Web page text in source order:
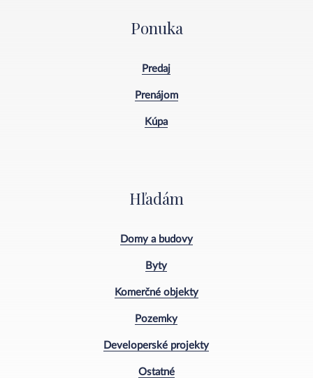
Ponuka
Predaj
Prenájom
Kúpa
Hľadám
Domy a budovy
Byty
Komerčné objekty
Pozemky
Developerské projekty
Ostatné